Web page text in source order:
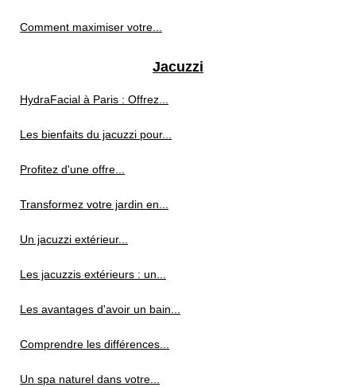
Comment maximiser votre...
Jacuzzi
HydraFacial à Paris : Offrez...
Les bienfaits du jacuzzi pour...
Profitez d'une offre...
Transformez votre jardin en...
Un jacuzzi extérieur...
Les jacuzzis extérieurs : un...
Les avantages d'avoir un bain...
Comprendre les différences...
Un spa naturel dans votre...